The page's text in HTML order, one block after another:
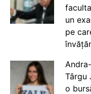
un
pe
Târgu
o